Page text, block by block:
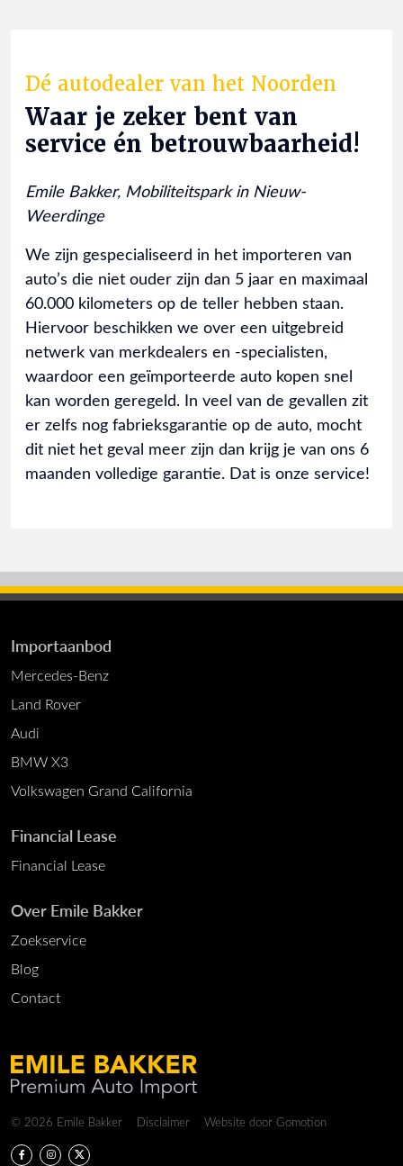
Dé autodealer van het Noorden
Waar je zeker bent van
service én betrouwbaarheid!
Emile Bakker, Mobiliteitspark in Nieuw-
Weerdinge
We zijn gespecialiseerd in het importeren van
auto’s die niet ouder zijn dan 5 jaar en maximaal
60.000 kilometers op de teller hebben staan.
Hiervoor beschikken we over een uitgebreid
netwerk van merkdealers en -specialisten,
waardoor een geïmporteerde auto kopen snel
kan worden geregeld. In veel van de gevallen zit
er zelfs nog fabrieksgarantie op de auto, mocht
dit niet het geval meer zijn dan krijg je van ons 6
maanden volledige garantie. Dat is onze service!
Importaanbod
Mercedes-Benz
Land Rover
Audi
BMW X3
Volkswagen Grand California
Financial Lease
Financial Lease
Over Emile Bakker
Zoekservice
Blog
Contact
Copyright navigation
© 2026 Emile Bakker Disclaimer Website door Gomotion